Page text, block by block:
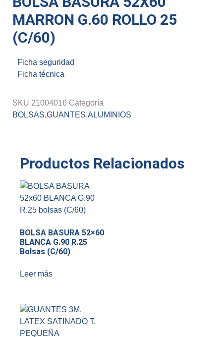
MARRON G.60 ROLLO 25
(C/60)
Ficha seguridad
Ficha técnica
SKU 21004016 Categoría
BOLSAS,GUANTES,ALUMINIOS
Productos Relacionados
BOLSA BASURA 52×60
BLANCA G.90 R.25
Bolsas (C/60)
Leer más